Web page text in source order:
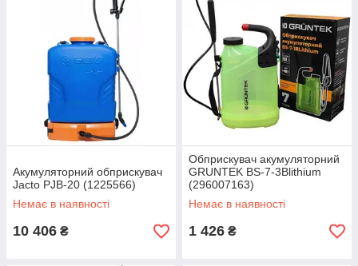
Акумуляторний обприскувач
Jacto PJB-20 (1225566)
Немає в наявності
10 406 ₴
Обприскувач акумуляторний
GRUNTEK BS-7-3Blithium
(296007163)
Немає в наявності
1 426 ₴